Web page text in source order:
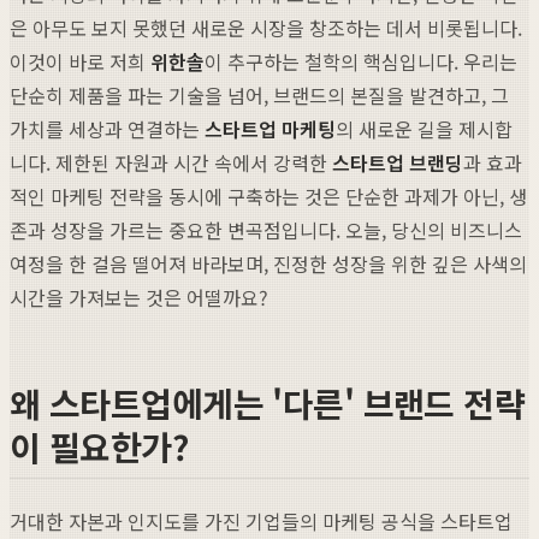
은 아무도 보지 못했던 새로운 시장을 창조하는 데서 비롯됩니다.
이것이 바로 저희 위한솔이 추구하는 철학의 핵심입니다. 우리는
단순히 제품을 파는 기술을 넘어, 브랜드의 본질을 발견하고, 그
가치를 세상과 연결하는 스타트업 마케팅의 새로운 길을 제시합
니다. 제한된 자원과 시간 속에서 강력한스타트업 브랜딩과 효과
적인 마케팅 전략을 동시에 구축하는 것은 단순한 과제가 아닌, 생
존과 성장을 가르는 중요한 변곡점입니다. 오늘, 당신의 비즈니스
여정을 한 걸음 떨어져 바라보며, 진정한 성장을 위한 깊은 사색의
시간을 가져보는 것은 어떨까요?
왜 스타트업에게는 '다른' 브랜드 전략
이 필요한가?
거대한 자본과 인지도를 가진 기업들의 마케팅 공식을 스타트업